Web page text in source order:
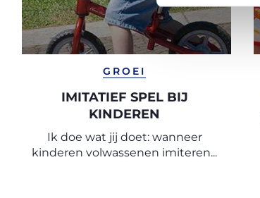
GROEI
IMITATIEF SPEL BIJ
KINDEREN
Ik doe wat jij doet: wanneer
kinderen volwassenen imiteren...